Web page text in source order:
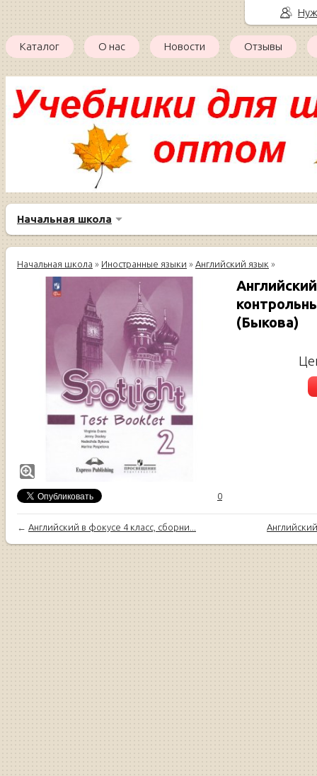
Каталог О нас Новости Отзывы
Начальная школа
Начальная школа » Иностранные языки » Английский язык »
0
(Быкова)
← Английский в фокусе 4 класс, сборни...